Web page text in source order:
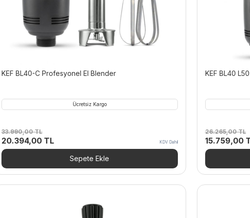
KEF BL40-C Profesyonel El Blender
Ücretsiz Kargo
33.990,00TL
Orijinal
fiyat:
20.394,00 TL
andaki
fiyat:
20.394,00 TL.
KDV Dahil
Sepete Ekle
KEF BL40
26.265,00TL
Orijinal
fiyat:
15.759,00